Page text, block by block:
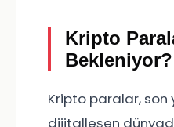
Kripto
Bekleniyor?
Kripto paralar, son